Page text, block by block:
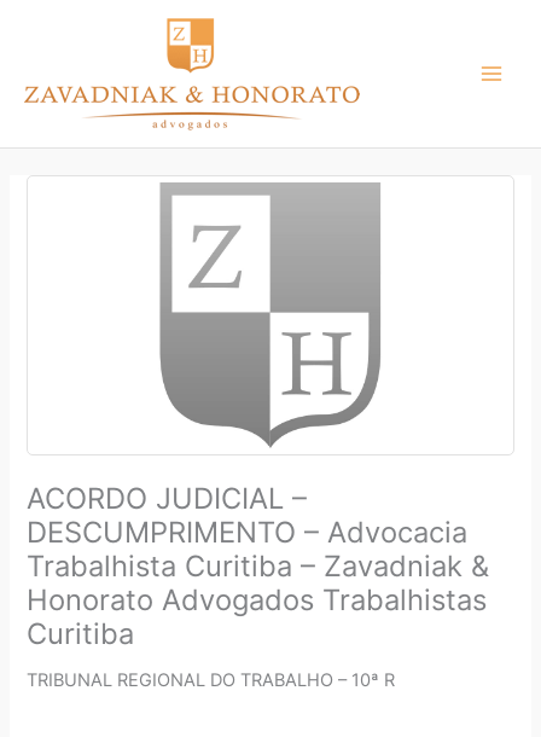
conteúdo
ACORDO JUDICIAL –
DESCUMPRIMENTO – Advocacia
Trabalhista Curitiba – Zavadniak &
Honorato Advogados Trabalhistas
Curitiba
TRIBUNAL REGIONAL DO TRABALHO – 10ª R